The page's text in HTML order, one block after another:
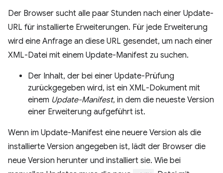
Der Browser sucht alle paar Stunden nach einer Update-
URL für installierte Erweiterungen. Für jede Erweiterung
wird eine Anfrage an diese URL gesendet, um nach einer
XML-Datei mit einem Update-Manifest zu suchen.
Der Inhalt, der bei einer Update-Prüfung
zurückgegeben wird, ist ein XML-Dokument mit
einem Update-Manifest, in dem die neueste Version
einer Erweiterung aufgeführt ist.
Wenn im Update-Manifest eine neuere Version als die
installierte Version angegeben ist, lädt der Browser die
neue Version herunter und installiert sie. Wie bei